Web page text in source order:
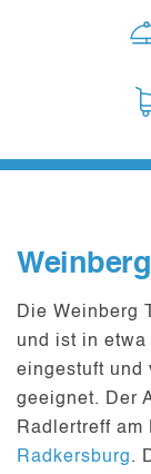
Die Weinberg
und ist in etwa
eingestuft und
geeignet. Der
Radlertreff
Radkersburg.